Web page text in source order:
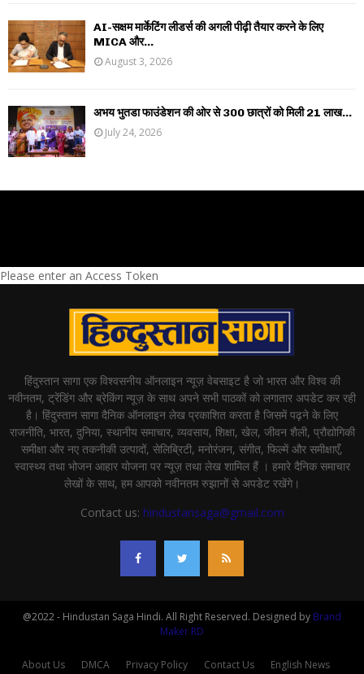
AI-सक्षम मार्केटिंग लीडर्स की अगली पीढ़ी तैयार करने के लिए
MICA और...
August 3, 2026
अभय भुतडा फाउंडेशन की ओर से 300 छात्रों को मिली 21 लाख...
July 24, 2026
Please enter an Access Token
हिंदुस्तान सागा एक विश्वसनीय ऑनलाइन न्यूज़ वेबसाइट है जो भारत और विश्व की
नवीनतम, ट्रेंडिंग और ब्रेकिंग न्यूज़ के साथ अपने सभी पाठकों को लगातार अपडेट कर रही
है। हिंदुस्तान सागा दैनिक ऑनलाइन लेख प्रकाशित करता है जिसमें पढ़ने के लिए
राजनीति, भारत, दुनिया, स्थानीय समाचार, व्यवसाय, शिक्षा, खेल, जीवन शैली, प्रौद्योगिकी
समीक्षा और नए तकनीकी उत्पादों, सेलिब्रिटी, मनोरंजन, संगीत, फिल्में और समीक्षाएँ,
स्वास्थ्य तथा भोजन आहार योजना पर न्यूज़ तथा लेख शामिल हैं । हमारे दैनिक समाचार
लेखों के साथ, हम आपको नवीनतम रुझानों से अपडेट रखेंगे।
Contact us: hindustansaga@gmail.com
@2022 - Hindustan Saga Hindi. All Right Reserved. Designed by Brand
Maker RD
About Us DMCA Privacy Policy Contact Us English News